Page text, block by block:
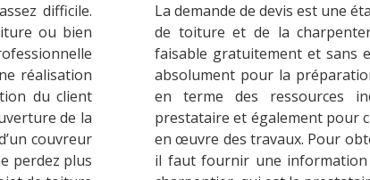
difficile.
ou bien
réalisation
du client
de la
couvreur
perdez plus
La demande de devis est une
de toiture et de la
faisable gratuitement et sans
absolument pour la
en terme des ressources
prestataire et également pour
en œuvre des travaux. Pour
il faut fournir une